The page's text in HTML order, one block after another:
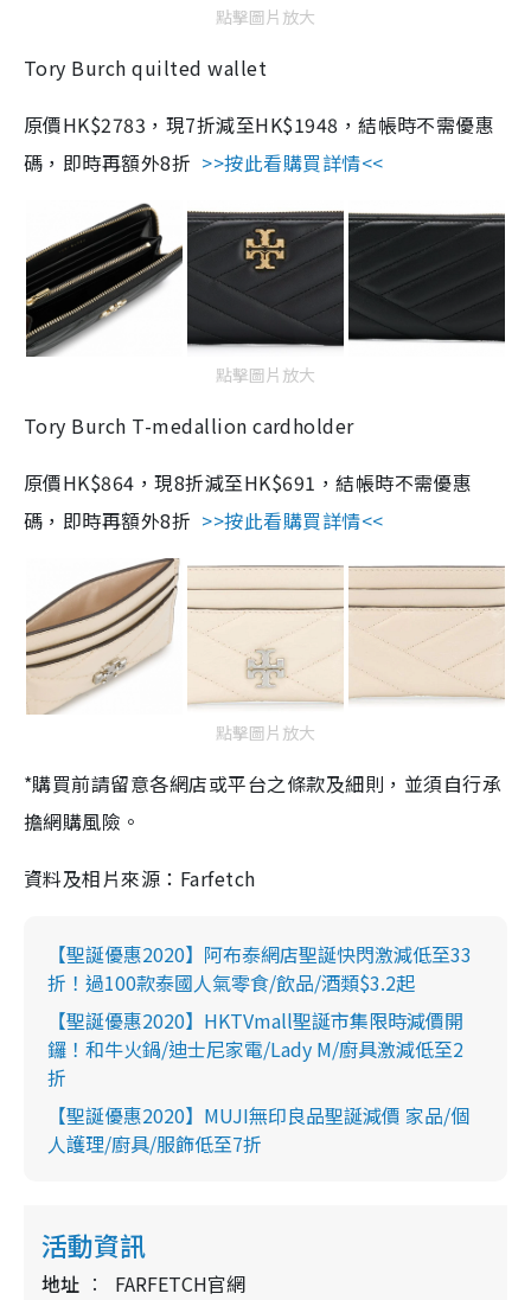
點擊圖片放大
Tory Burch quilted wallet
原價HK$2783，現7折減至HK$1948，結帳時不需優惠
碼，即時再額外8折 >>按此看購買詳情<<
點擊圖片放大
Tory Burch T-medallion cardholder
原價HK$864，現8折減至HK$691，結帳時不需優惠
碼，即時再額外8折 >>按此看購買詳情<<
點擊圖片放大
*購買前請留意各網店或平台之條款及細則，並須自行承
擔網購風險。
資料及相片來源：Farfetch
【聖誕優惠2020】阿布泰網店聖誕快閃激減低至33
折！過100款泰國人氣零食/飲品/酒類$3.2起
【聖誕優惠2020】HKTVmall聖誕市集限時減價開
鑼！和牛火鍋/迪士尼家電/Lady M/廚具激減低至2
折
【聖誕優惠2020】MUJI無印良品聖誕減價 家品/個
人護理/廚具/服飾低至7折
活動資訊
地址 FARFETCH官網